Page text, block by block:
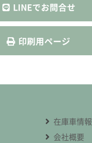
LINEでお問合せ
印刷用ページ
在庫車情報
会社概要